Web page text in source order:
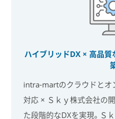
ハイブリッドDX × 高品質
intra-martのクラウドとオ
対応 × Ｓｋｙ株式会社の
た段階的なDXを実現。Ｓ